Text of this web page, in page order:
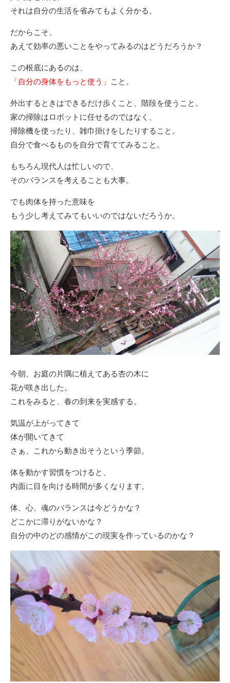
それは自分の生活を省みてもよく分かる。
だからこそ、
あえて効率の悪いことをやってみるのはどうだろうか？
この根底にあるのは、
「自分の身体をもっと使う」
こと。
外出するときはできるだけ歩くこと、階段を使うこと。
家の掃除はロボットに任せるのではなく、
掃除機を使ったり、雑巾掛けをしたりすること。
自分で食べるものを自分で育ててみること。
もちろん現代人は忙しいので、
そのバランスを考えることも大事。
でも肉体を持った意味を
もう少し考えてみてもいいのではないだろうか。
今朝、お庭の片隅に植えてある杏の木に
花が咲き出した。
これをみると、春の到来を実感する。
気温が上がってきて
体が開いてきて
さぁ、これから動き出そうという季節。
体を動かす習慣をつけると、
内面に目を向ける時間が多くなります。
体、心、魂のバランスは今どうかな？
どこかに滞りがないかな？
自分の中のどの感情がこの現実を作っているのかな？